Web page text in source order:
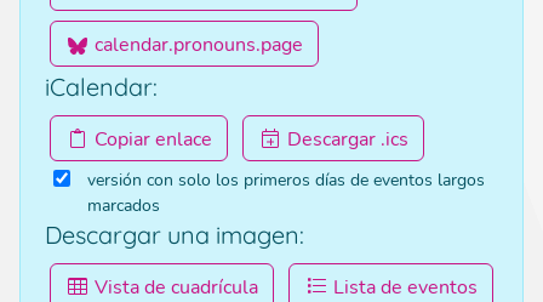
calendar.pronouns.page
iCalendar:
Copiar enlace Descargar .ics
versión con solo los primeros días de eventos largos
marcados
Descargar una imagen:
Vista de cuadrícula Lista de eventos